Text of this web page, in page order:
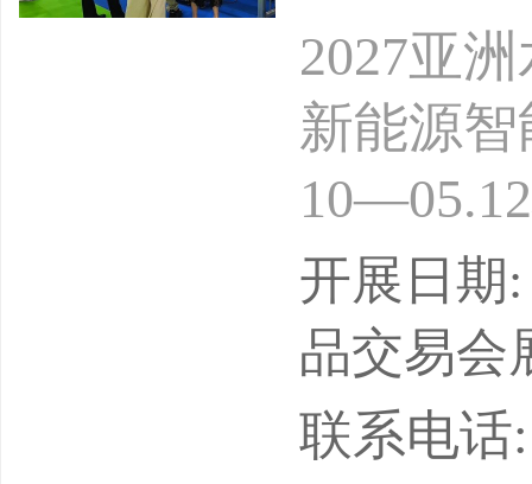
2027亚
新能源
广东省
展集团
会、浙
开展日期
品交易会
联系电话